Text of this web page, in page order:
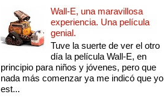
Wall-E, una maravillosa
experiencia. Una película
genial.
Tuve la suerte de ver el otro
día la película Wall-E, en
principio para niños y jóvenes, pero que
nada más comenzar ya me indicó que yo
est...